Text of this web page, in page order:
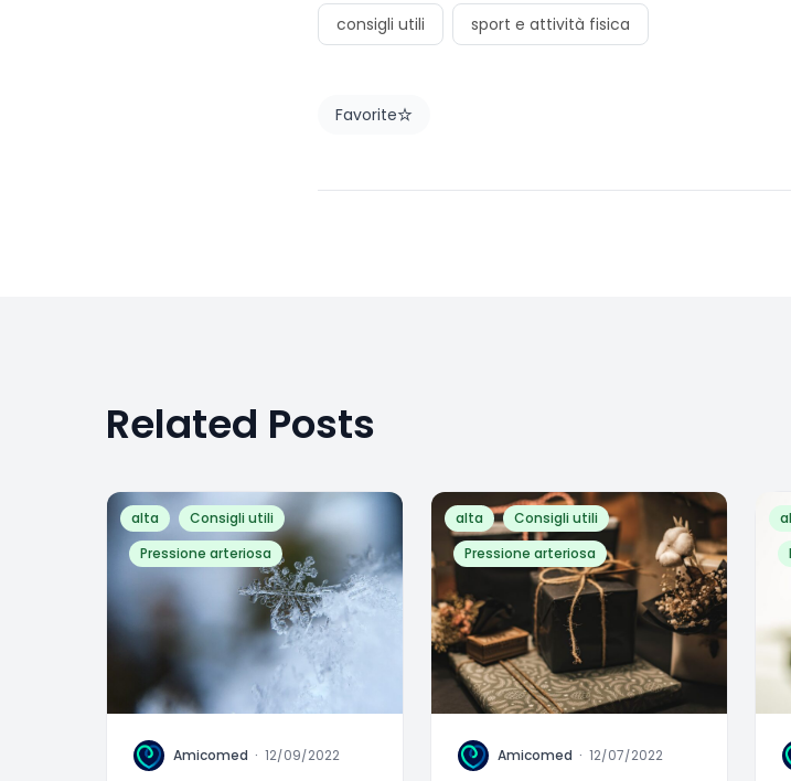
consigli utili sport e attività fisica
Favorite
Related Posts
alta
Consigli utili
Pressione arteriosa
A Amicomed · 12/09/2022
alta
Consigli utili
Pressione arteriosa
A Amicomed · 12/07/2022